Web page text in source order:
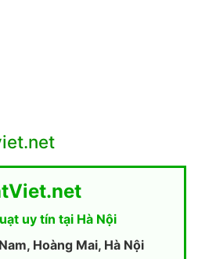
uy tín tại Hà Nội
Hoàng Mai, Hà Nội